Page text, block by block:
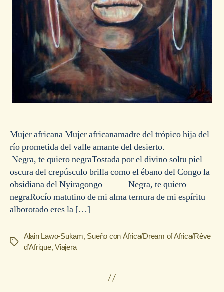
Mujer africana Mujer africanamadre del trópico hija del
río prometida del valle amante del desierto.
Negra, te quiero negraTostada por el divino soltu piel
oscura del crepúsculo brilla como el ébano del Congo la
obsidiana del Nyiragongo Negra, te quiero
negraRocío matutino de mi alma ternura de mi espíritu
alborotado eres la […]
Etiquetas
Alain Lawo-Sukam, Sueño con África/Dream of Africa/Rêve
d’Afrique,Viajera